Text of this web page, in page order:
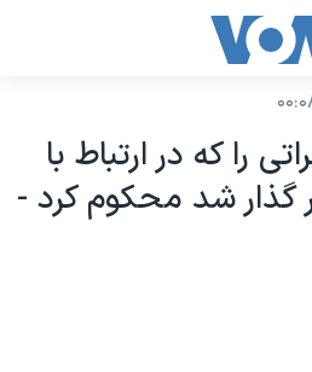
را که در ارتباط با
گذار شد محکوم کرد -